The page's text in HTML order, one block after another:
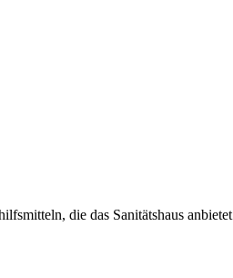
die das Sanitätshaus anbietet